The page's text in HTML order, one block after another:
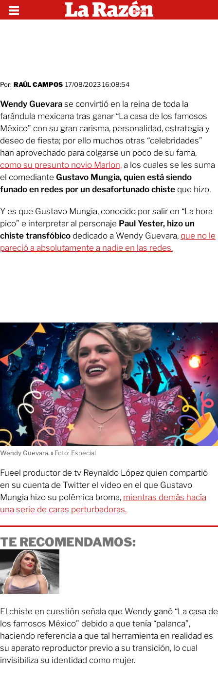
Por: RAÚL CAMPOS 17/08/2023 16:08:54
Wendy Guevara se convirtió en la reina de toda la
farándula mexicana tras ganar “La casa de los famosos
México” con su gran carisma, personalidad, estrategia y
deseo de fiesta; por ello muchos otras “celebridades”
han aprovechado para colgarse un poco de su fama,
como su presunto novio Marlon, a los cuales se les suma
el comediante Gustavo Mungia, quien está siendo
funado en redes por un desafortunado chiste que hizo.
Y es que Gustavo Mungia, conocido por salir en “La hora
pico” e interpretar al personaje Paul Yester, hizo un
chiste transfóbico dedicado a Wendy Guevara, que no le
pareció a absolutamente a nadie en las redes.
Wendy Guevara. ı Foto: Especial
Fueel productor de tv Reynaldo López quien compartió
en su cuenta de Twitter el video en el que Gustavo
Mungia hizo su polémica broma, mientras demás hacía
una serie de caras perturbadoras.
TE RECOMENDAMOS:
El chiste en cuestión señala que Wendy ganó “La casa de
los famosos México” debido a que tenía “palanca”,
haciendo referencia a que tal herramienta en realidad es
su aparato reproductor previo a su transición, lo cual
invisibiliza su identidad como mujer.